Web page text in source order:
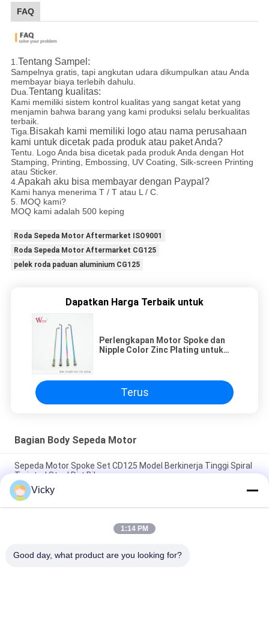
FAQ
1. Tentang Sampel:
Sampelnya gratis, tapi angkutan udara dikumpulkan atau Anda
membayar biaya terlebih dahulu.
Dua. Tentang kualitas:
Kami memiliki sistem kontrol kualitas yang sangat ketat yang
menjamin bahwa barang yang kami produksi selalu berkualitas
terbaik.
Tiga. Bisakah kami memiliki logo atau nama perusahaan
kami untuk dicetak pada produk atau paket Anda?
Tentu. Logo Anda bisa dicetak pada produk Anda dengan Hot
Stamping, Printing, Embossing, UV Coating, Silk-screen Printing
atau Sticker.
4. Apakah aku bisa membayar dengan Paypal?
Kami hanya menerima T / T atau L / C.
5. MOQ kami?
MOQ kami adalah 500 keping
Roda Sepeda Motor Aftermarket ISO9001
Roda Sepeda Motor Aftermarket CG125
pelek roda paduan aluminium CG125
Dapatkan Harga Terbaik untuk
Perlengkapan Motor Spoke dan
Nipple Color Zinc Plating untuk
Terus
Bagian Body Sepeda Motor
Sepeda Motor Spoke Set CD125 Model Berkinerja Tinggi Spiral
Twisted Steel Dirt Bikes
Sepeda Motor Spokes Dan Puting Chrome Kinerja Tinggi
CD125 Professional Supplier
Sepeda Motor Spoke Set Dengan Puting A9G Depan Roda
Vicky
1:14 PM
Good day, what product are you looking for?